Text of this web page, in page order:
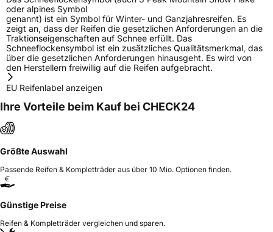
oder alpines Symbol
genannt) ist ein Symbol für Winter- und Ganzjahresreifen. Es
zeigt an, dass der Reifen die gesetzlichen Anforderungen an die
Traktionseigenschaften auf Schnee erfüllt. Das
Schneeflockensymbol ist ein zusätzliches Qualitätsmerkmal, das
über die gesetzlichen Anforderungen hinausgeht. Es wird von
den Herstellern freiwillig auf die Reifen aufgebracht.
EU Reifenlabel anzeigen
Ihre Vorteile beim Kauf bei CHECK24
Größte Auswahl
Passende Reifen & Kompletträder aus über 10 Mio. Optionen finden.
Günstige Preise
Reifen & Kompletträder vergleichen und sparen.